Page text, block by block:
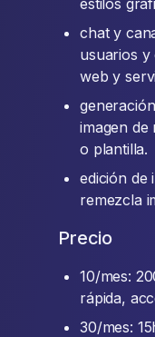
estilos
chat y
usuarios y
web y
imagen
o plantilla.
edición de
remezcla
Precio
10/mes:
rápida,
30/mes: